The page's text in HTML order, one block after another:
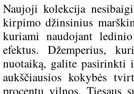
Naujoji kolekcija
kirpimo džinsinius
kuriami naudojant
efektus. Džemperius,
nuotaiką, galite pasirinkti
aukščiausios kokybės
procentų vilnos. Tiesaus